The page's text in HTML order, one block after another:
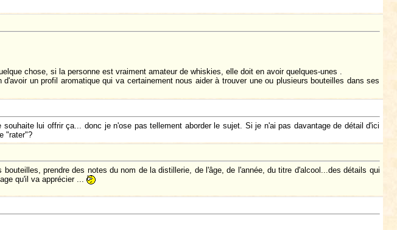
chose, si la personne est vraiment amateur de whiskies, elle doit en avoir quelques-unes .
un profil aromatique qui va certainement nous aider à trouver une ou plusieurs bouteilles dans ses
lui offrir ça... donc je n'ose pas tellement aborder le sujet. Si je n'ai pas davantage de détail d'ici
"rater"?
prendre des notes du nom de la distillerie, de l'âge, de l'année, du titre d'alcool...des détails qui
qu'il va apprécier ...